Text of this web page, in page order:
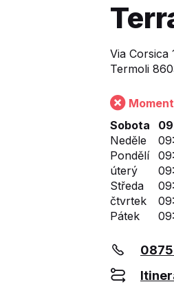
Via Corsica
Termoli
Sobota
Neděle
Pondělí
úterý
Středa
čtvrtek
Pátek